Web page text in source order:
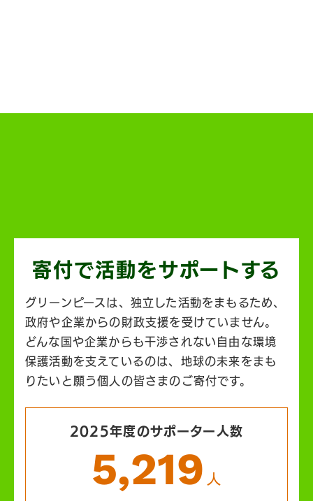
寄付で活動をサポートする
グリーンピースは、独立した活動をまもるため、
政府や企業からの財政支援を受けていません。
どんな国や企業からも干渉されない自由な環境
保護活動を支えているのは、地球の未来をまも
りたいと願う個人の皆さまのご寄付です。
2025年度のサポーター人数
5,219 人